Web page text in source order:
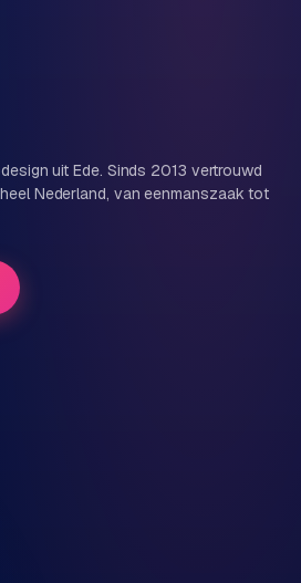
je project
van je vraag of project
uit Ede. Sinds 2013 vertrouwd
Nederland, van eenmanszaak tot